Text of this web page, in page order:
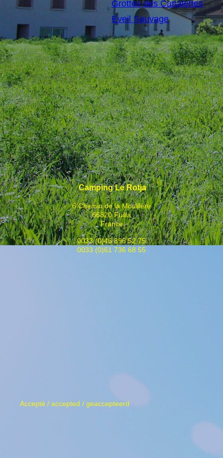
Grottes des Canalettes
Eveil Sauvage
Camping Le Rotja
6 Chemin de la Mouillère
66820 Fuilla
France
0033 (0)46 896 52 75
0033 (0)61 736 68 55
Accepté / accepted / geaccepteerd